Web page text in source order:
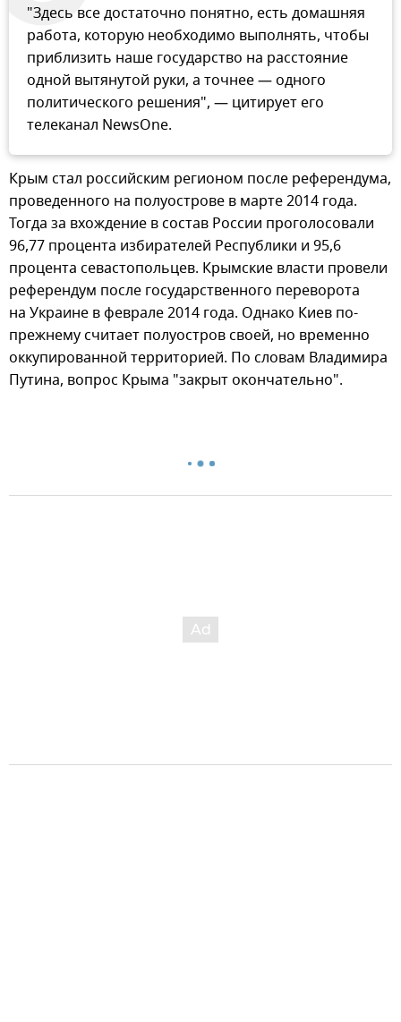
"Здесь все достаточно понятно, есть домашняя
работа, которую необходимо выполнять, чтобы
приблизить наше государство на расстояние
одной вытянутой руки, а точнее — одного
политического решения", — цитирует его
телеканал NewsOne.
Крым стал российским регионом после референдума,
проведенного на полуострове в марте 2014 года.
Тогда за вхождение в состав России проголосовали
96,77 процента избирателей Республики и 95,6
процента севастопольцев. Крымские власти провели
референдум после государственного переворота
на Украине в феврале 2014 года. Однако Киев по-
прежнему считает полуостров своей, но временно
оккупированной территорией. По словам Владимира
Путина, вопрос Крыма "закрыт окончательно".